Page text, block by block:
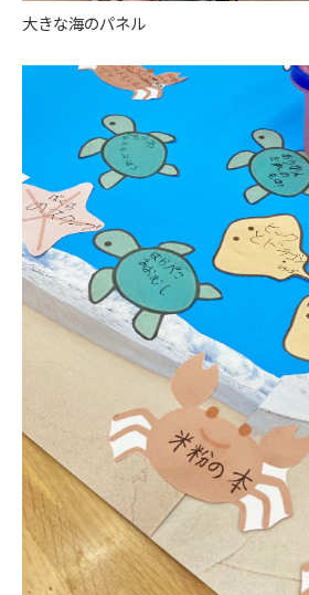
大きな海のパネル